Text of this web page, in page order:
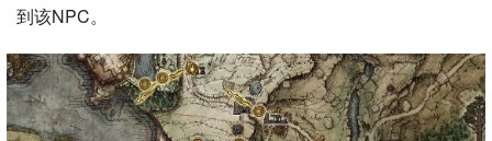
到该NPC。